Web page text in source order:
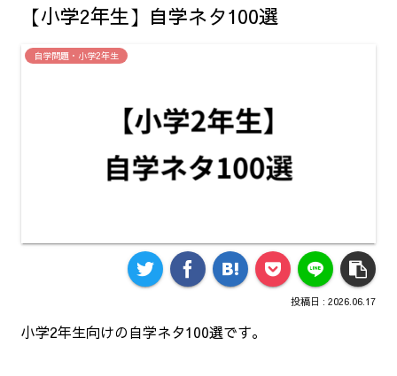
【小学2年生】自学ネタ100選
自学問題・小学2年生
2026.06.17
小学2年生向けの自学ネタ100選です。